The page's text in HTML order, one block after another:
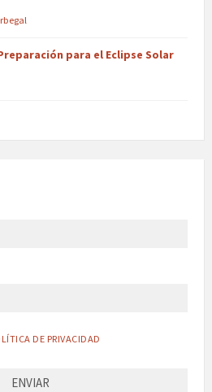
para el Eclipse Solar
DE PRIVACIDAD